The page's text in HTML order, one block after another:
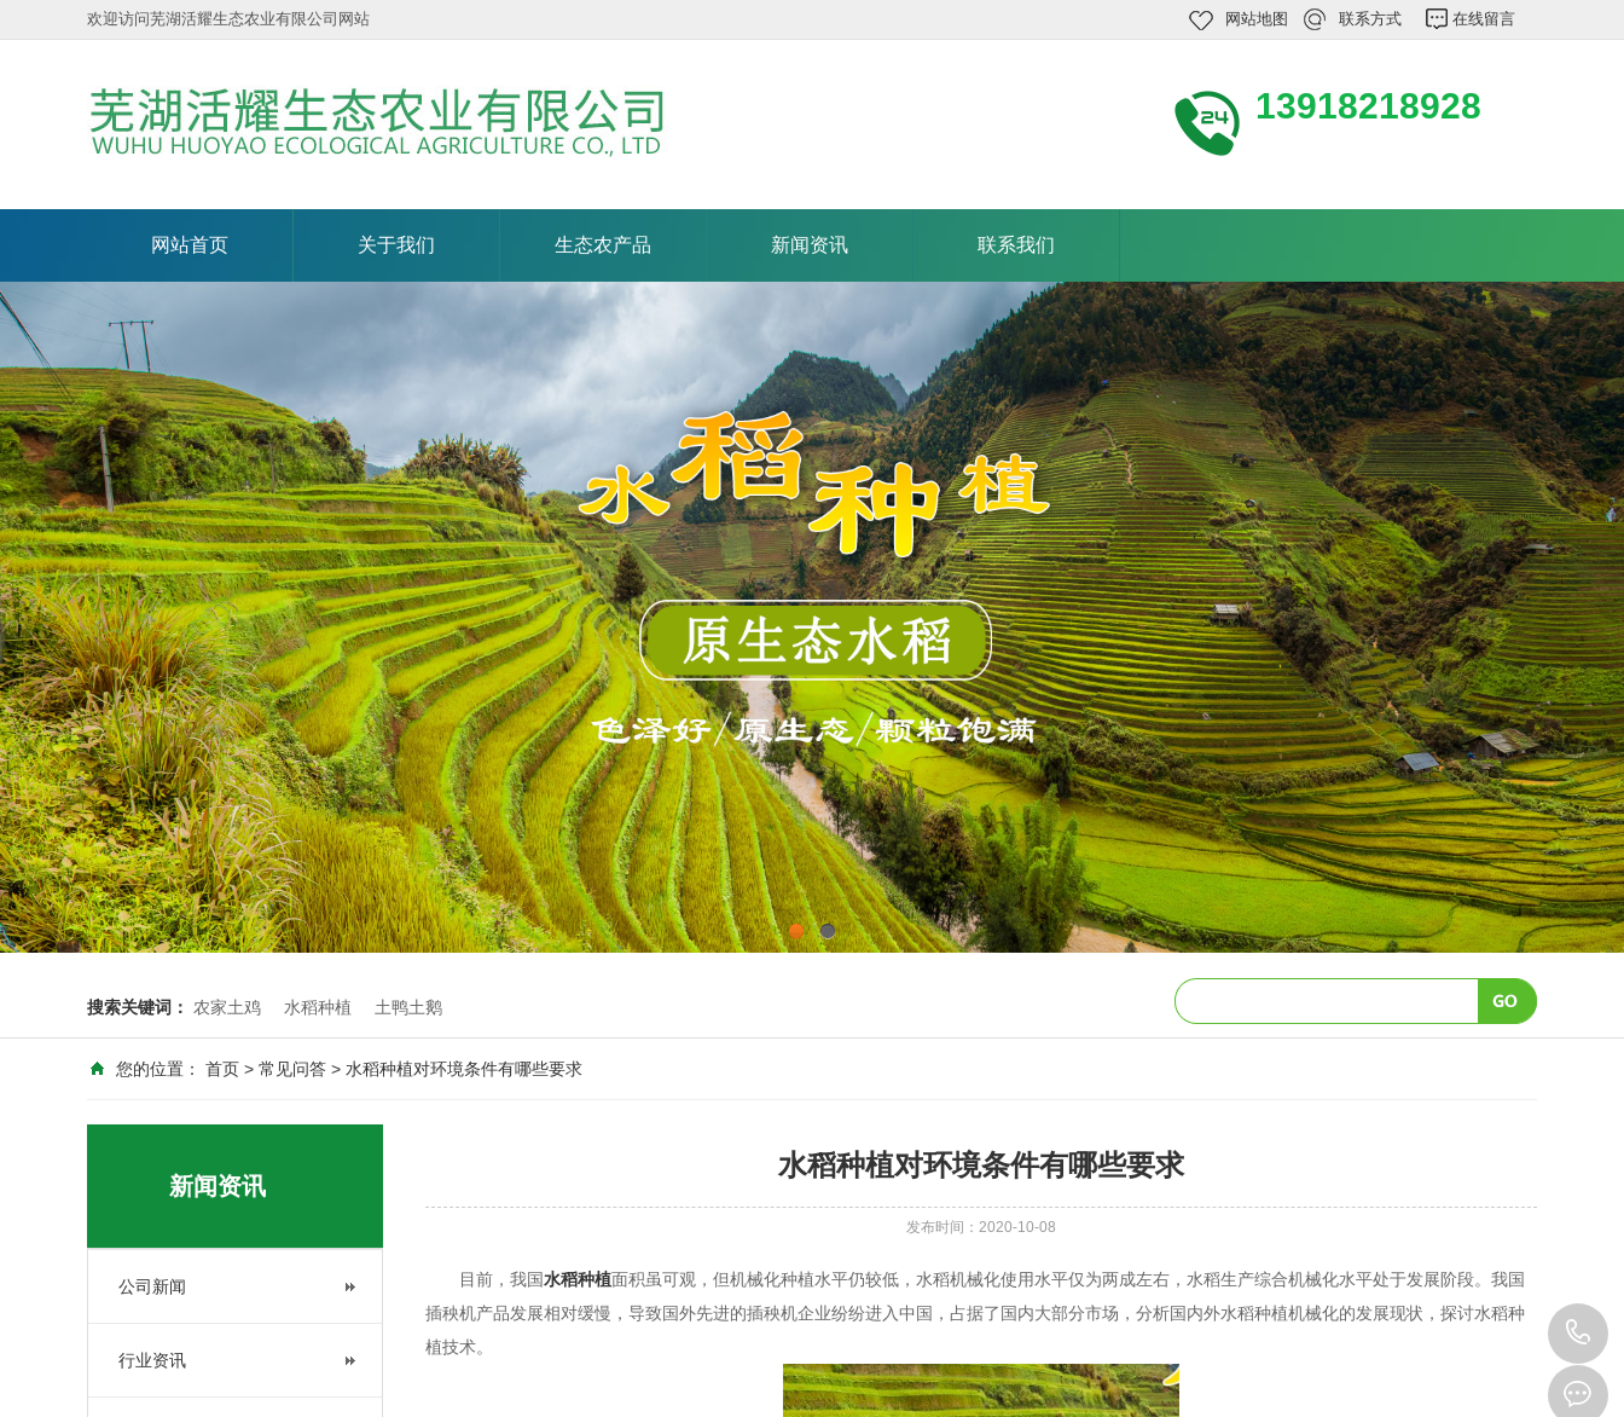
欢迎访问芜湖活耀生态农业有限公司网站 网站地图 联系方式 在线留言
13918218928
网站首页 关于我们 生态农产品 新闻资讯 联系我们
1 2
搜索关键词： 农家土鸡 水稻种植 土鸭土鹅
您的位置： 首页 > 常见问答 > 水稻种植对环境条件有哪些要求
新闻资讯
公司新闻
行业资讯
水稻种植对环境条件有哪些要求
发布时间：2020-10-08
目前，我国水稻种植面积虽可观，但机械化种植水平仍较低，水稻机械化使用水平仅为两成左右，水稻生产综合机械化水平处于发展阶段。我国
插秧机产品发展相对缓慢，导致国外先进的插秧机企业纷纷进入中国，占据了国内大部分市场，分析国内外水稻种植机械化的发展现状，探讨水稻种
植技术。